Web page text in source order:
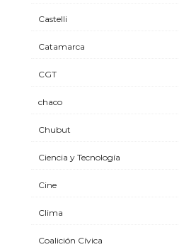
Castelli
Catamarca
CGT
chaco
Chubut
Ciencia y Tecnología
Cine
Clima
Coalición Cívica